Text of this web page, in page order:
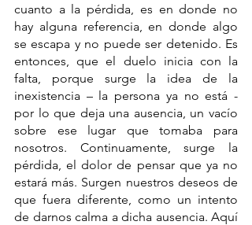
cuanto a la pérdida, es en donde no
hay alguna referencia, en donde algo
se escapa y no puede ser detenido. Es
entonces, que el duelo inicia con la
falta, porque surge la idea de la
inexistencia – la persona ya no está -
por lo que deja una ausencia, un vacío
sobre ese lugar que tomaba para
nosotros. Continuamente, surge la
pérdida, el dolor de pensar que ya no
estará más. Surgen nuestros deseos de
que fuera diferente, como un intento
de darnos calma a dicha ausencia. Aquí